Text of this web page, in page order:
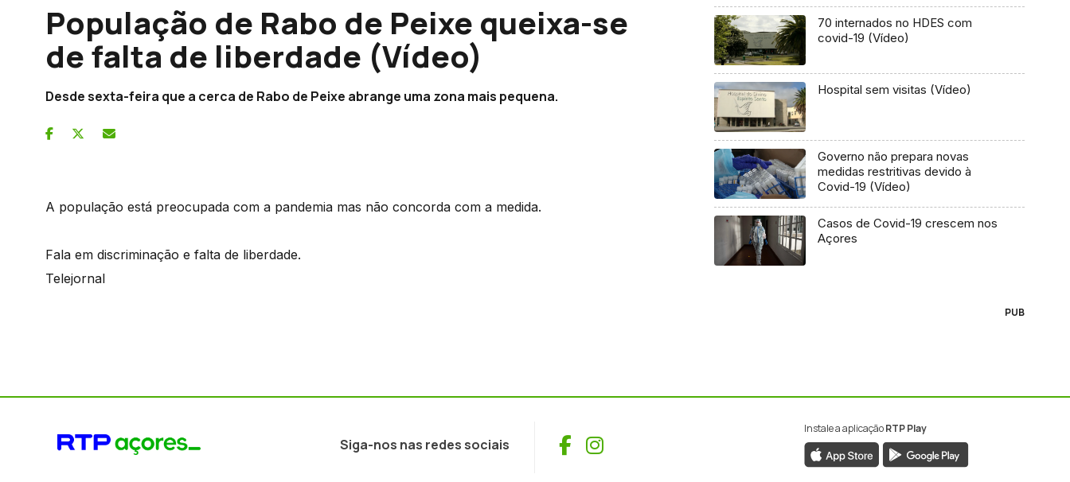
População de Rabo de Peixe queixa-se
de falta de liberdade (Vídeo)
Desde sexta-feira que a cerca de Rabo de Peixe abrange uma zona mais pequena.
A população está preocupada com a pandemia mas não concorda com a medida.
Fala em discriminação e falta de liberdade.
Telejornal
70 internados no HDES com
covid-19 (Vídeo)
Hospital sem visitas (Vídeo)
Governo não prepara novas
medidas restritivas devido à
Covid-19 (Vídeo)
Casos de Covid-19 crescem nos
Açores
PUB
Siga-nos nas redes sociais Facebook
Instagram
Instale a aplicaçãoRTP Play